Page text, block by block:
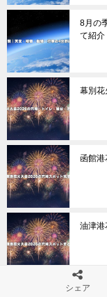
8月の
て紹介
幕別花
函館港
油津港
川之江
シェア